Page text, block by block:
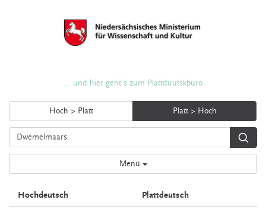
... und hier geht's zum Plattdüütskbüro
Hoch > Platt Platt > Hoch
Menü
Hochdeutsch Plattdeutsch